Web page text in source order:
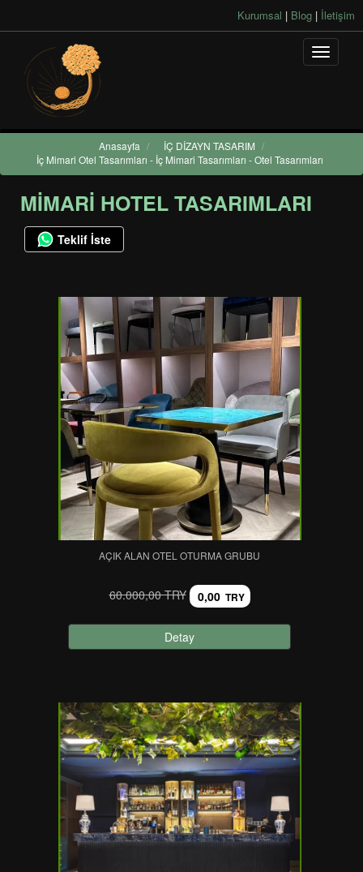
Kurumsal | Blog | İletişim
Anasayfa / İÇ DİZAYN TASARIM /
İç Mimari Otel Tasarımları - İç Mimari Tasarımları - Otel Tasarımları
MİMARİ HOTEL TASARIMLARI
Teklif İste
AÇIK ALAN OTEL OTURMA GRUBU
60.000,00 TRY 0,00 TRY
Detay